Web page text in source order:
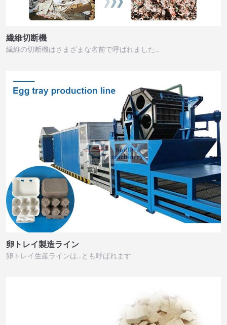
繊維切断機
繊維の切断機はさまざまな名前で呼ばれました…
卵トレイ製造ライン
卵トレイ生産ラインは…とも呼ばれます